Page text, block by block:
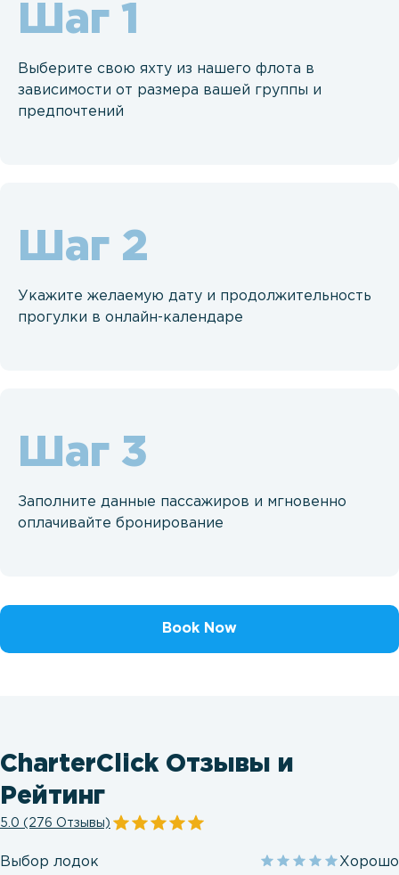
Шаг
Выберите свою яхту из нашего флота в
зависимости от размера вашей группы и
предпочтений
Шаг
Укажите желаемую дату и продолжительность
прогулки в онлайн-календаре
Шаг
Заполните данные пассажиров и мгновенно
оплачивайте бронирование
Book Now
CharterClick Отзывы и
Рейтинг
5.0 (276 Отзывы)
Выбор лодок Хорошо